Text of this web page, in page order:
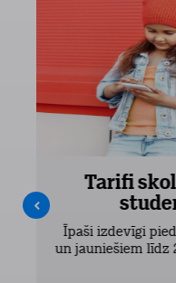
Tarifi
Īpaši izdevīgi
un jauniešiem līdz